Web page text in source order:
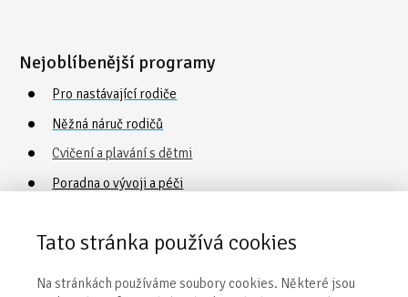
Nejoblíbenější programy
Pro nastávající rodiče
Něžná náruč rodičů
Cvičení a plavání s dětmi
Poradna o vývoji a péči
Obecné informace
Tato stránka používá cookies
Na stránkách používáme soubory cookies. Některé jsou